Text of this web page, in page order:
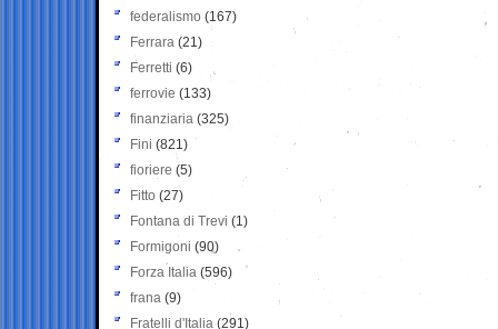
federalismo (167)
Ferrara (21)
Ferretti (6)
ferrovie (133)
finanziaria (325)
Fini (821)
fioriere (5)
Fitto (27)
Fontana di Trevi (1)
Formigoni (90)
Forza Italia (596)
frana (9)
Fratelli d'Italia (291)